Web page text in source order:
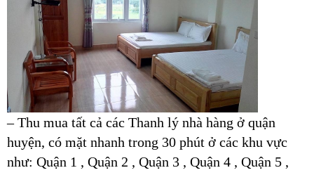
– Thu mua tất cả các Thanh lý nhà hàng ở quận
huyện, có mặt nhanh trong 30 phút ở các khu vực
như: Quận 1 , Quận 2 , Quận 3 , Quận 4 , Quận 5 ,